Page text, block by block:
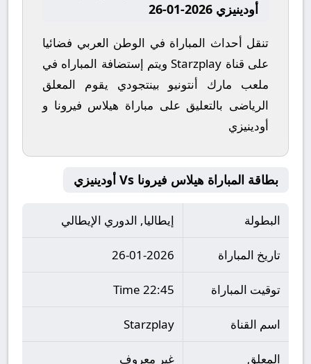
أودينيزي 2026-01-26
تنقل أحداث المباراة في الوطن العربي فضائيا
على قناة Starzplay ويتم إستضافة المباراه في
ملعب مارك أنتونيو بينتجودي يقوم المعلق
الرياضى بالتعليق على مباراة هيلاس فيرونا و
أودينيزي
بطاقة المباراة هيلاس فيرونا Vs أودينيزي
البطولة إيطاليا, الدوري الإيطالي
تاريخ المباراة 26-01-2026
توقيت المباراة 22:45 Time
اسم القناة Starzplay
المعلق غير معروف